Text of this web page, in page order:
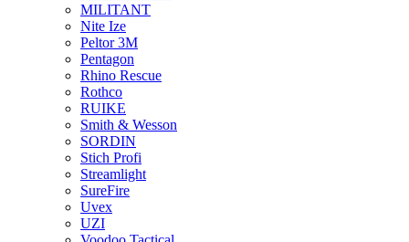
MILITANT
Nite Ize
Peltor 3M
Pentagon
Rhino Rescue
Rothco
RUIKE
Smith & Wesson
SORDIN
Stich Profi
Streamlight
SureFire
Uvex
UZI